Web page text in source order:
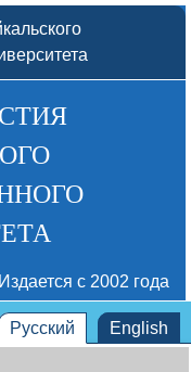
Издается с 2002 года
Русский English